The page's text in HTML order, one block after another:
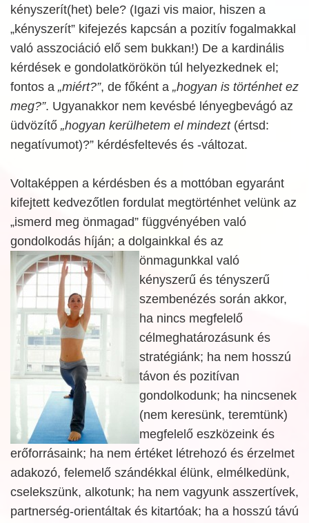
kényszerít(het) bele? (Igazi vis maior, hiszen a
„kényszerít” kifejezés kapcsán a pozitív fogalmakkal
való asszociáció elő sem bukkan!) De a kardinális
kérdések e gondolatkörökön túl helyezkednek el;
fontos a „miért?”, de főként a „hogyan is történhet ez
meg?”. Ugyanakkor nem kevésbé lényegbevágó az
üdvözítő „hogyan kerülhetem el mindezt (értsd:
negatívumot)?” kérdésfeltevés és -változat.
Voltaképpen a kérdésben és a mottóban egyaránt
kifejtett kedvezőtlen fordulat megtörténhet velünk az
„ismerd meg önmagad” függvényében való
gondolkodás híján; a dolgainkkal és az
önmagunkkal való
kényszerű és tényszerű
szembenézés során akkor,
ha nincs megfelelő
célmeghatározásunk és
stratégiánk; ha nem hosszú
távon és pozitívan
gondolkodunk; ha nincsenek
(nem keresünk, teremtünk)
megfelelő eszközeink és
erőforrásaink; ha nem értéket létrehozó és érzelmet
adakozó, felemelő szándékkal élünk, elmélkedünk,
cselekszünk, alkotunk; ha nem vagyunk asszertívek,
partnerség-orientáltak és kitartóak; ha a hosszú távú